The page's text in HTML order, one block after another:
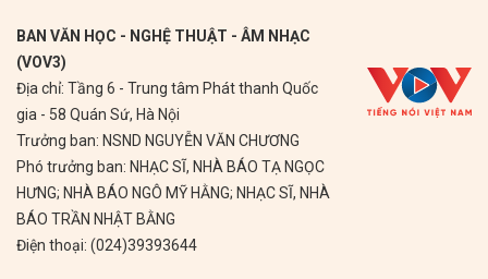
BAN VĂN HỌC - NGHỆ THUẬT - ÂM NHẠC
(VOV3)
Địa chỉ: Tầng 6 - Trung tâm Phát thanh Quốc
gia - 58 Quán Sứ, Hà Nội
Trưởng ban: NSND NGUYỄN VĂN CHƯƠNG
Phó trưởng ban: NHẠC SĨ, NHÀ BÁO TẠ NGỌC
HƯNG; NHÀ BÁO NGÔ MỸ HẰNG; NHẠC SĨ, NHÀ
BÁO TRẦN NHẬT BẰNG
Điện thoại: (024)39393644